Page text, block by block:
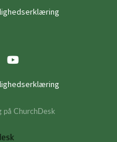
på ChurchDesk